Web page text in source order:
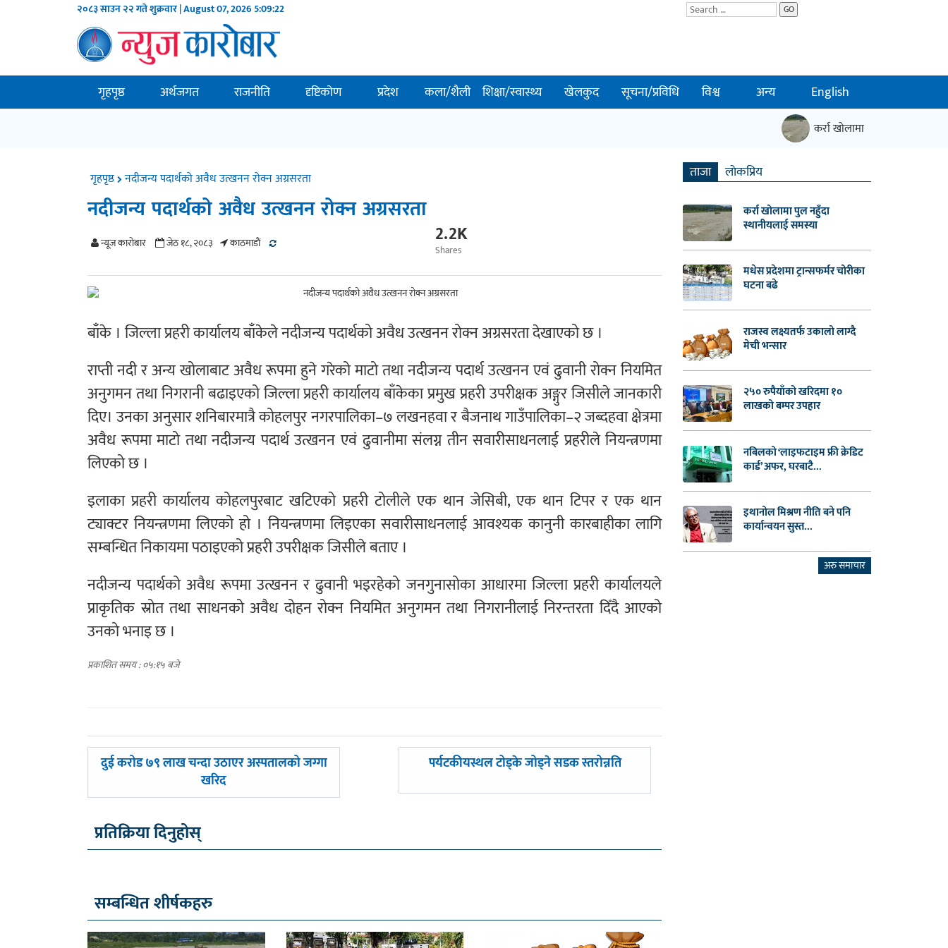
२०८३ साउन २२ गते शुक्रवार | August 07, 20265:09:22 GO
गृहपृष्ठ अर्थजगत राजनीति दृष्टिकोण प्रदेश कला/शैली शिक्षा/स्वास्थ्य खेलकुद सूचना/प्रविधि विश्व अन्य English
कर्रा खोलामा पुल नहुँदा
गृहपृष्ठ नदीजन्य पदार्थको अवैध उत्खनन रोक्न अग्रसरता
नदीजन्य पदार्थको अवैध उत्खनन रोक्न अग्रसरता
न्यूज काराेबार जेठ १८, २०८३ काठमाडाैं 2.2K
Shares
बाँके । जिल्ला प्रहरी कार्यालय बाँकेले नदीजन्य पदार्थको अवैध उत्खनन रोक्न अग्रसरता देखाएको छ ।
राप्ती नदी र अन्य खोलाबाट अवैध रूपमा हुने गरेको माटो तथा नदीजन्य पदार्थ उत्खनन एवं ढुवानी रोक्न नियमित
अनुगमन तथा निगरानी बढाइएको जिल्ला प्रहरी कार्यालय बाँकेका प्रमुख प्रहरी उपरीक्षक अङ्गुर जिसीले जानकारी
दिए। उनका अनुसार शनिबारमात्रै कोहलपुर नगरपालिका–७ लखनहवा र बैजनाथ गाउँपालिका–२ जब्दहवा क्षेत्रमा
अवैध रूपमा माटो तथा नदीजन्य पदार्थ उत्खनन एवं ढुवानीमा संलग्न तीन सवारीसाधनलाई प्रहरीले नियन्त्रणमा
लिएको छ ।
इलाका प्रहरी कार्यालय कोहलपुरबाट खटिएको प्रहरी टोलीले एक थान जेसिबी, एक थान टिपर र एक थान
ट्याक्टर नियन्त्रणमा लिएको हो । नियन्त्रणमा लिइएका सवारीसाधनलाई आवश्यक कानुनी कारबाहीका लागि
सम्बन्धित निकायमा पठाइएको प्रहरी उपरीक्षक जिसीले बताए ।
नदीजन्य पदार्थको अवैध रूपमा उत्खनन र ढुवानी भइरहेको जनगुनासोका आधारमा जिल्ला प्रहरी कार्यालयले
प्राकृतिक स्रोत तथा साधनको अवैध दोहन रोक्न नियमित अनुगमन तथा निगरानीलाई निरन्तरता दिँदै आएको
उनको भनाइ छ ।
प्रकाशित समय : ०५:१५ बजे
पछिल्लाे
दुई करोड ७९ लाख चन्दा उठाएर अस्पतालको जग्गा
खरिद
अघिल्लाे
पर्यटकीयस्थल टोड्के जोड्ने सडक स्तरोन्नति
प्रतिक्रिया दिनुहोस्
सम्बन्धित शीर्षकहरु
ताजा लाेकप्रिय
कर्रा खोलामा पुल नहुँदा
स्थानीयलाई समस्या
मधेस प्रदेशमा ट्रान्सफर्मर चोरीका
घटना बढे
राजस्व लक्ष्यतर्फ उकालो लाग्दै
मेची भन्सार
२५० रुपैयाँको खरिदमा १०
लाखको बम्पर उपहार
नबिलको ‘लाइफटाइम फ्री क्रेडिट
कार्ड’ अफर, घरबाटै...
इथानोल मिश्रण नीति बने पनि
कार्यान्वयन सुस्त...
अरु समाचार